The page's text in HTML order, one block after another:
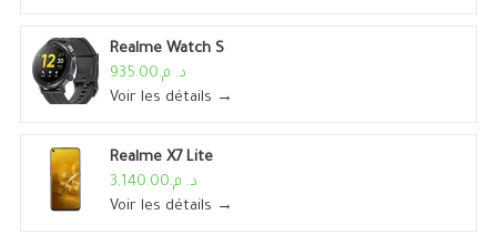
Realme Watch S
د. م.935.00
Voir les détails →
Realme X7 Lite
د. م.3,140.00
Voir les détails →